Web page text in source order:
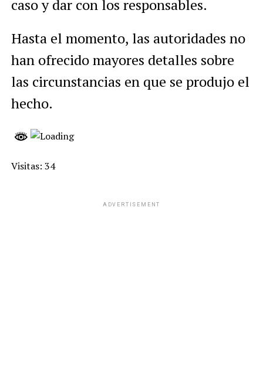
caso y dar con los responsables.
Hasta el momento, las autoridades no
han ofrecido mayores detalles sobre
las circunstancias en que se produjo el
hecho.
Visitas: 34
ADVERTISEMENT